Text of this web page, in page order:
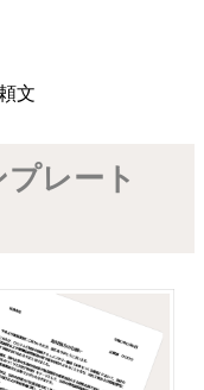
文
レート